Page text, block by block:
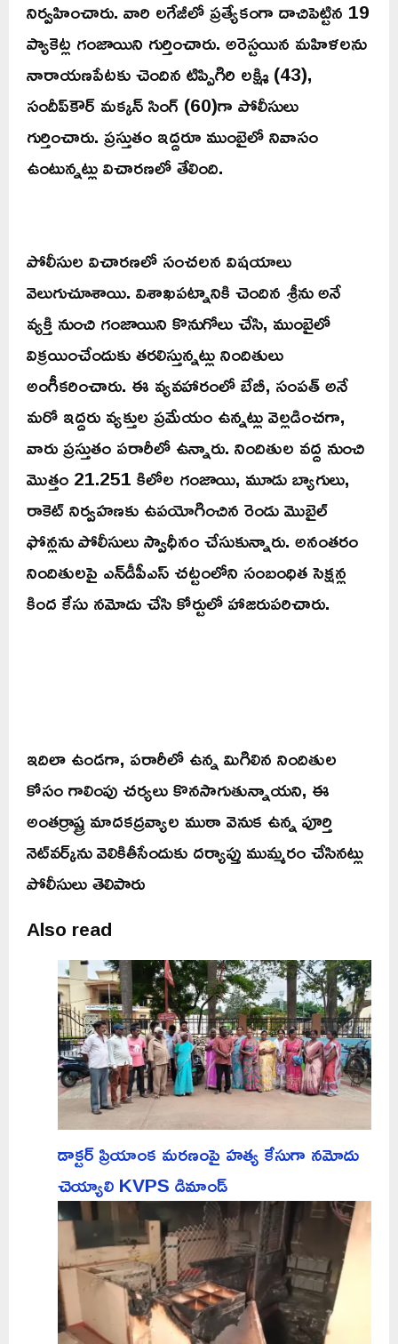
నిర్వహించారు. వారి లగేజీలో ప్రత్యేకంగా దాచిపెట్టిన 19
ప్యాకెట్ల గంజాయిని గుర్తించారు. అరెస్టయిన మహిళలను
నారాయణపేటకు చెందిన టిప్పిగిరి లక్ష్మి (43),
సందీప్‌కౌర్ మక్కన్ సింగ్ (60)గా పోలీసులు
గుర్తించారు. ప్రస్తుతం ఇద్దరూ ముంబైలో నివాసం
ఉంటున్నట్లు విచారణలో తేలింది.
పోలీసుల విచారణలో సంచలన విషయాలు
వెలుగుచూశాయి. విశాఖపట్నానికి చెందిన శ్రీను అనే
వ్యక్తి నుంచి గంజాయిని కొనుగోలు చేసి, ముంబైలో
విక్రయించేందుకు తరలిస్తున్నట్లు నిందితులు
అంగీకరించారు. ఈ వ్యవహారంలో బేబీ, సంపత్ అనే
మరో ఇద్దరు వ్యక్తుల ప్రమేయం ఉన్నట్లు వెల్లడించగా,
వారు ప్రస్తుతం పరారీలో ఉన్నారు. నిందితుల వద్ద నుంచి
మొత్తం 21.251 కిలోల గంజాయి, మూడు బ్యాగులు,
రాకెట్ నిర్వహణకు ఉపయోగించిన రెండు మొబైల్
ఫోన్లను పోలీసులు స్వాధీనం చేసుకున్నారు. అనంతరం
నిందితులపై ఎన్‌డీపీఎస్ చట్టంలోని సంబంధిత సెక్షన్ల
కింద కేసు నమోదు చేసి కోర్టులో హాజరుపరిచారు.
ఇదిలా ఉండగా, పరారీలో ఉన్న మిగిలిన నిందితుల
కోసం గాలింపు చర్యలు కొనసాగుతున్నాయని, ఈ
అంతర్రాష్ట్ర మాదకద్రవ్యాల ముఠా వెనుక ఉన్న పూర్తి
నెట్‌వర్క్‌ను వెలికితీసేందుకు దర్యాప్తు ముమ్మరం చేసినట్లు
పోలీసులు తెలిపారు
Also read
డాక్టర్ ప్రియాంక మరణంపై హత్య కేసుగా నమోదు
చెయ్యాలి KVPS డిమాండ్